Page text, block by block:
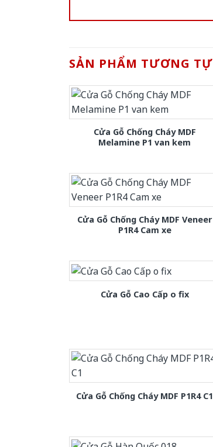
SẢN PHẨM TƯƠNG TỰ
Cửa Gỗ Chống Cháy MDF
Melamine P1 van kem
Cửa Gỗ Chống Cháy MDF Veneer
P1R4 Cam xe
Cửa Gỗ Cao Cấp o fix
Cửa Gỗ Chống Cháy MDF P1R4 C1